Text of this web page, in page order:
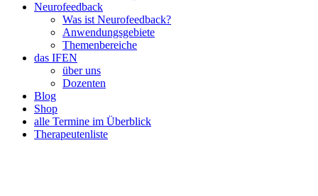
Neurofeedback
Was ist Neurofeedback?
Anwendungsgebiete
Themenbereiche
das IFEN
über uns
Dozenten
Blog
Shop
alle Termine im Überblick
Therapeutenliste